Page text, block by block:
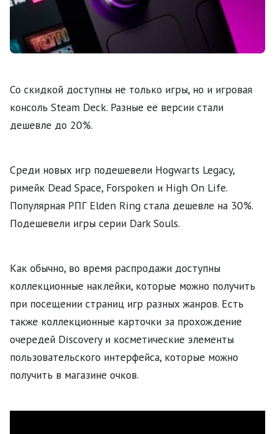
Со скидкой доступны не только игры, но и игровая
консоль Steam Deck. Разные её версии стали
дешевле до 20%.
Среди новых игр подешевели Hogwarts Legacy,
римейк Dead Space, Forspoken и High On Life.
Популярная РПГ Elden Ring стала дешевле на 30%.
Подешевели игры серии Dark Souls.
Как обычно, во время распродажи доступны
коллекционные наклейки, которые можно получить
при посещении страниц игр разных жанров. Есть
также коллекционные карточки за прохождение
очередей Discovery и косметические элементы
пользовательского интерфейса, которые можно
получить в магазине очков.